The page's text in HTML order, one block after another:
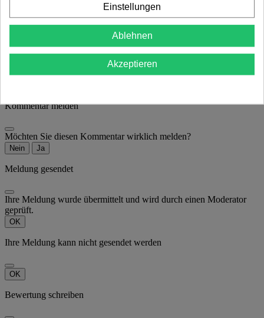
Kommentare (0)
Noch keine Kundenbewertungen vorhanden.
Ihre Bewertung der Rezension kann nicht gesendet werden
Kommentar melden
Möchten Sie diesen Kommentar wirklich melden?
Nein Ja
Meldung gesendet
Ihre Meldung wurde übermittelt und wird durch einen Moderator
geprüft.
OK
Ihre Meldung kann nicht gesendet werden
OK
Bewertung schreiben
Einstellungen
Ablehnen
Akzeptieren